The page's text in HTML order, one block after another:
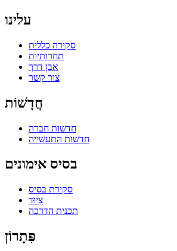
עלינו
סקירה כללית
תחרותיות
אבן דרך
צור קשר
חֲדָשׁוֹת
חדשות חברה
חדשות התעשייה
בסיס אימונים
סקירת בסיס
צִיוּד
תכנית הדרכה
פִּתָרוֹן